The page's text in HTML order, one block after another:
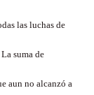
las luchas de
suma de
aun no alcanzó a